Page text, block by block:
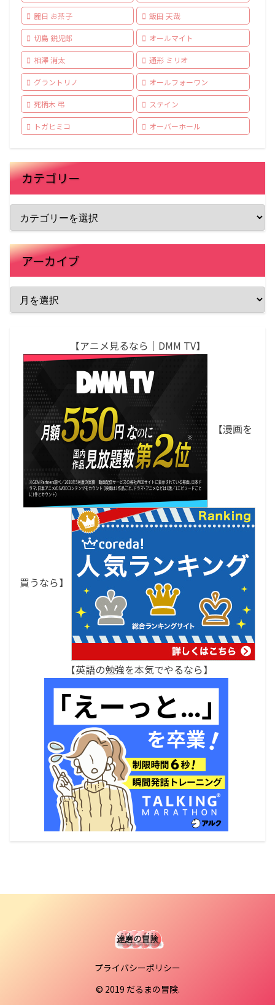
麗日 お茶子 飯田 天哉
切島 鋭児郎 オールマイト
相澤 消太 通形 ミリオ
グラントリノ オールフォーワン
死柄木 弔 ステイン
トガヒミコ オーバーホール
カテゴリー
アーカイブ
【アニメ見るなら｜DMM TV】
【漫画を
買うなら】
【英語の勉強を本気でやるなら】
プライバシーポリシー
© 2019 だるまの冒険.